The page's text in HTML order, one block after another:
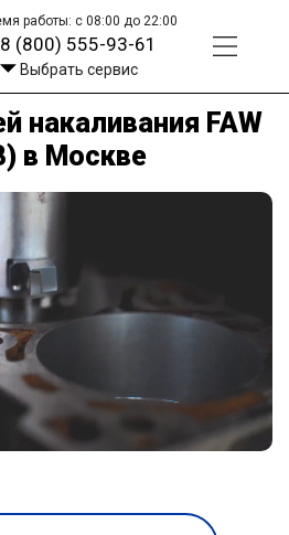
работы: с 08:00 до 22:00
8 (800) 555-93-61
Выбрать сервис
накаливания FAW
в Москве